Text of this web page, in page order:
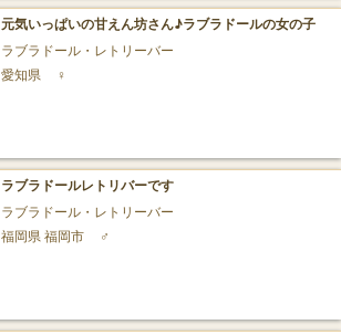
元気いっぱいの甘えん坊さん♪ラブラドールの女の子
ラブラドール・レトリーバー
愛知県
♀
ラブラドールレトリバーです
ラブラドール・レトリーバー
福岡県 福岡市
♂